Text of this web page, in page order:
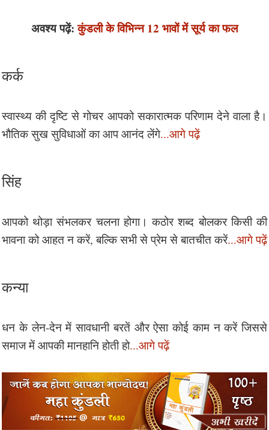
अवश्य पढ़ें:कुंडली के विभिन्न 12 भावों में सूर्य का फल
कर्क
स्वास्थ्य की दृष्टि से गोचर आपको सकारात्मक परिणाम देने वाला है।
भौतिक सुख सुविधाओं का आप आनंद लेंगे...आगे पढ़ें
सिंह
आपको थोड़ा संभलकर चलना होगा। कठोर शब्द बोलकर किसी की
भावना को आहत न करें, बल्कि सभी से प्रेम से बातचीत करें...आगे पढ़ें
कन्या
धन के लेन-देन में सावधानी बरतें और ऐसा कोई काम न करें जिससे
समाज में आपकी मानहानि होती हो...आगे पढ़ें